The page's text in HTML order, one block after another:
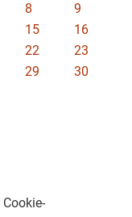
8
9
15
16
22
23
29
30
Cookie-